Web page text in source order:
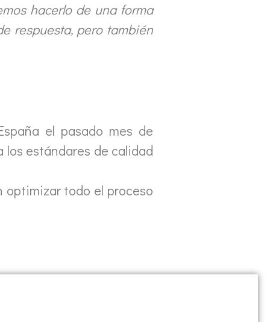
hacerlo de una forma
respuesta, pero también
el pasado mes de
estándares de calidad
optimizar todo el proceso